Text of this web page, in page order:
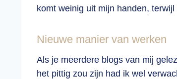
komt weinig uit mijn handen,
Nieuwe manier van werken
Als je meerdere blogs van mij
het pittig zou zijn had ik wel